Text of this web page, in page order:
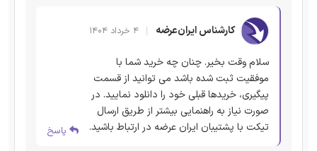
کارشناس ایران‌عرضه ۴ خرداد ۱۴۰۴
سلام وقت بخیر. چنان چه خرید شما با
موفقیت ثبت شده باشد می توانید از قسمت
پیگیری، خریدها قبلی خود را دانلود نمایید. در
صورت نیاز به راهنمایی بیشتر از طریق ارسال
تیکت با پشتیبان ایران عرضه در ارتباط باشید.
پاسخ